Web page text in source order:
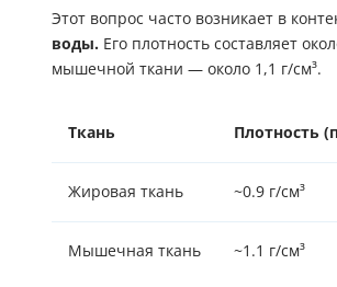
Этот вопрос часто возникает в
воды. Его плотность составляет
мышечной ткани — около 1,1 г/см³.
Ткань Плотность
Жировая ткань ~0.9 г/см³
Мышечная ткань ~1.1 г/см³